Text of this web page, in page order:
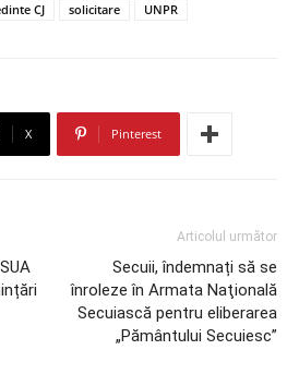
CJ solicitare UNPR
X Pinterest
Articolul următor
Secuii, îndemnați să se
înroleze în Armata Naţională
Secuiască pentru eliberarea
„Pământului Secuiesc”